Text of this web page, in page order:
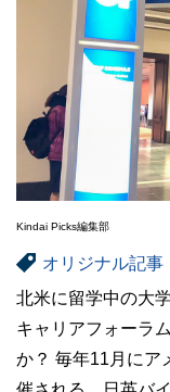
Kindai Picks編集部
オリジナル記事
北米に留学中の大
キャリアフォーラ
か？ 毎年11月にア